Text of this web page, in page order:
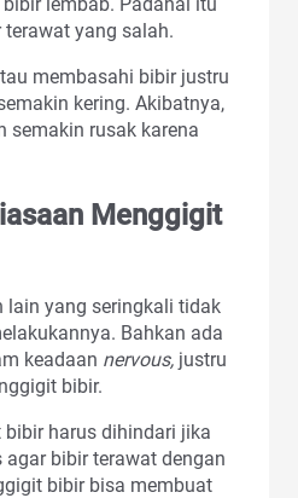
yang salah.
membasahi bibir justru
kering. Akibatnya,
semakin rusak karena
Menggigit
lain yang seringkali tidak
Bahkan ada
keadaan nervous, justru
bibir.
harus dihindari jika
bibir terawat dengan
bibir bisa membuat